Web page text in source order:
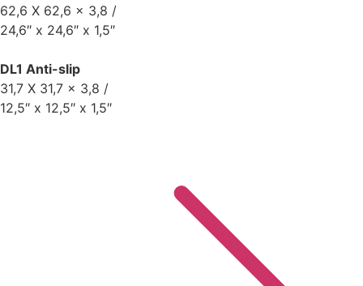
62,6 X 62,6 x 3,8 /
24,6″ x 24,6″ x 1,5″
DL1 Anti-slip
31,7 X 31,7 x 3,8 /
12,5″ x 12,5″ x 1,5″